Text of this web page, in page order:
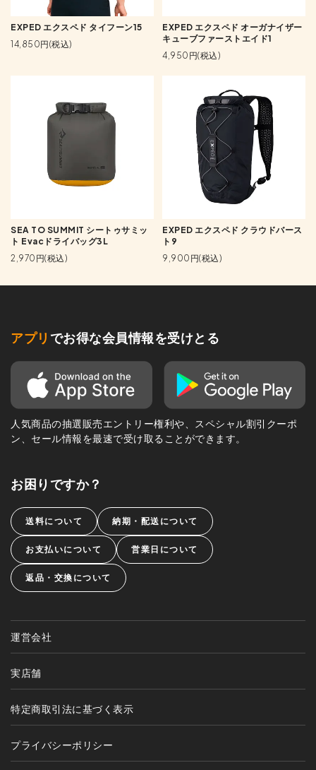
EXPED エクスペド タイフーン15
14,850円(税込)
EXPED エクスペド オーガナイザー
キューブファーストエイド1
4,950円(税込)
SEA TO SUMMIT シートゥサミッ
ト Evacドライバッグ3L
2,970円(税込)
EXPED エクスペド クラウドバース
ト9
9,900円(税込)
アプリ でお得な会員情報を受けとる
人気商品の抽選販売エントリー権利や、スペシャル割引クーポ
ン、セール情報を最速で受け取ることができます。
お困りですか？
送料について 納期・配送について
お支払いについて 営業日について
返品・交換について
運営会社
実店舗
特定商取引法に基づく表示
プライバシーポリシー